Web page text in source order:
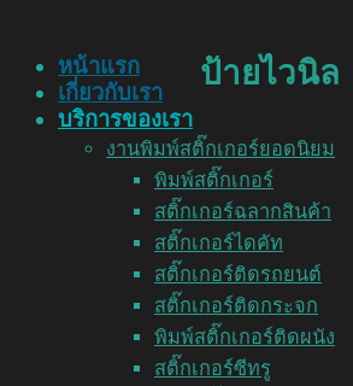
หน้าแรก
เกี่ยวกับเรา
บริการของเรา
งานพิมพ์สติ๊กเกอร์ยอดนิยม
พิมพ์สติ๊กเกอร์
สติ๊กเกอร์ฉลากสินค้า
สติ๊กเกอร์ไดคัท
สติ๊กเกอร์ติดรถยนต์
สติ๊กเกอร์ติดกระจก
พิมพ์สติ๊กเกอร์ติดผนัง
สติ๊กเกอร์ซีทรู
ป้ายไวนิล